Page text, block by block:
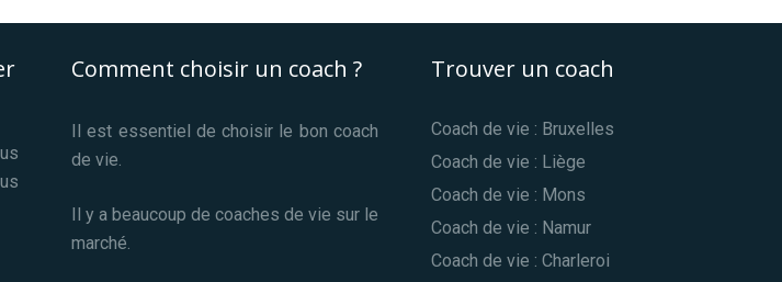
Comment choisir un coach ?
Il est essentiel de choisir le bon coach
de vie.
Il y a beaucoup de coaches de vie sur le
marché.
Trouver un coach
Coach de vie : Bruxelles
Coach de vie : Liège
Coach de vie : Mons
Coach de vie : Namur
Coach de vie : Charleroi